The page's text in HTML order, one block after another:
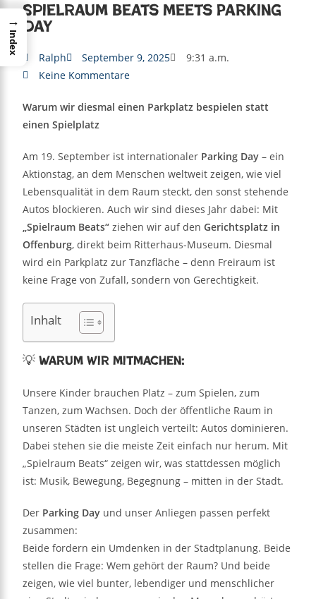
Spielraum Beats meets Parking
Day
Ralph September 9, 2025
9:31 a.m.
Keine Kommentare
Warum wir diesmal einen Parkplatz bespielen statt
einen Spielplatz
Am 19. September ist internationaler Parking Day – ein
Aktionstag, an dem Menschen weltweit zeigen, wie viel
Lebensqualität in dem Raum steckt, den sonst stehende
Autos blockieren. Auch wir sind dieses Jahr dabei: Mit
„Spielraum Beats“ ziehen wir auf denGerichtsplatz in
Offenburg, direkt beim Ritterhaus-Museum. Diesmal
wird ein Parkplatz zur Tanzfläche – denn Freiraum ist
keine Frage von Zufall, sondern von Gerechtigkeit.
Inhalt
💡 Warum wir mitmachen:
Unsere Kinder brauchen Platz – zum Spielen, zum
Tanzen, zum Wachsen. Doch der öffentliche Raum in
unseren Städten ist ungleich verteilt: Autos dominieren.
Dabei stehen sie die meiste Zeit einfach nur herum. Mit
„Spielraum Beats“ zeigen wir, was stattdessen möglich
ist: Musik, Bewegung, Begegnung – mitten in der Stadt.
Der Parking Day und unser Anliegen passen perfekt
zusammen:
Beide fordern ein Umdenken in der Stadtplanung. Beide
stellen die Frage: Wem gehört der Raum? Und beide
zeigen, wie viel bunter, lebendiger und menschlicher
→
Index